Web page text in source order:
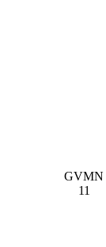
GVMN
11